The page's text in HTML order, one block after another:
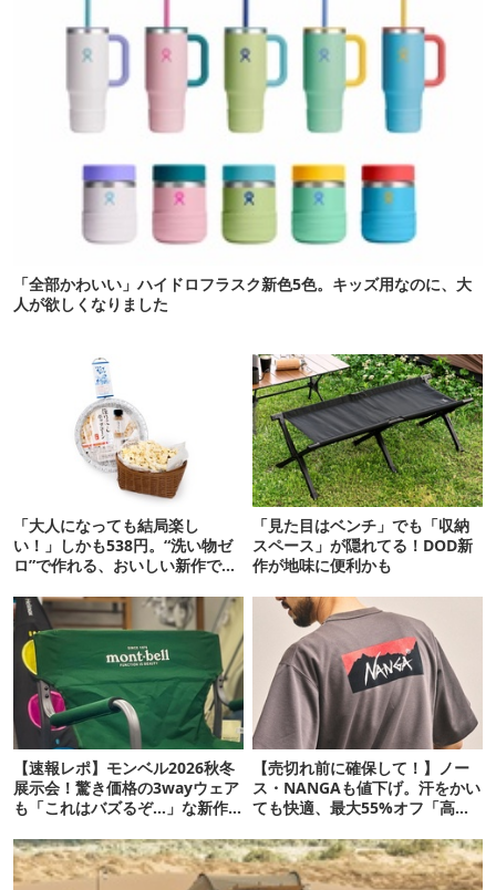
「全部かわいい」ハイドロフラスク新色5色。キッズ用なのに、大
人が欲しくなりました
「大人になっても結局楽し
い！」しかも538円。“洗い物ゼ
ロ”で作れる、おいしい新作です
「見た目はベンチ」でも「収納
スペース」が隠れてる！DOD新
作が地味に便利かも
【速報レポ】モンベル2026秋冬
展示会！驚き価格の3wayウェア
も「これはバズるぞ…」な新作
【売切れ前に確保して！】ノー
ス・NANGAも値下げ。汗をかい
ても快適、最大55%オフ「高機